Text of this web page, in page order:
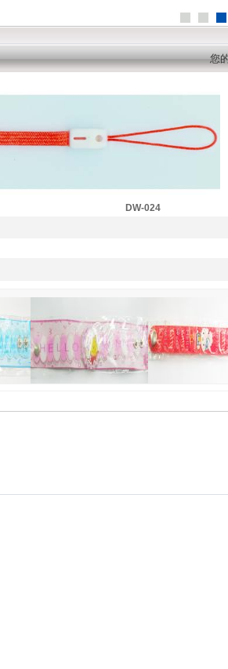
您
DW-024